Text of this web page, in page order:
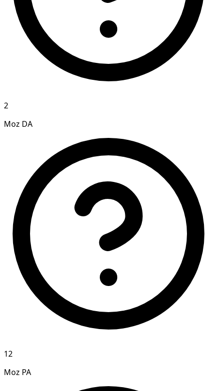
2
Moz DA
12
Moz PA